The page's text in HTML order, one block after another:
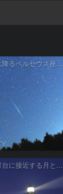
湯ノ岳に降るペルセウス座流星
塩屋埼灯台に接近する月と金星